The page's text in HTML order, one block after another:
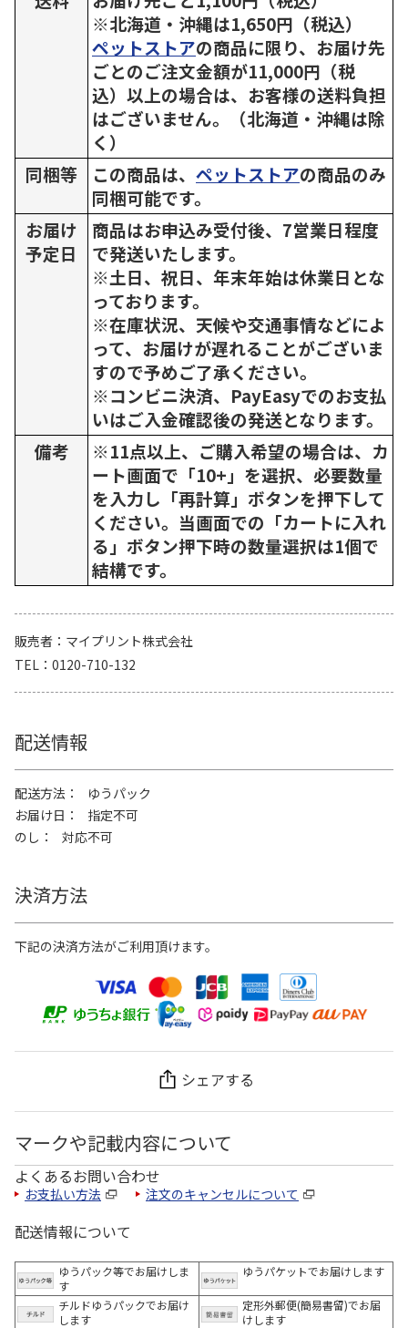
※北海道・沖縄は1,650円（税込）
ペットストアの商品に限り、お届け先
ごとのご注文金額が11,000円（税
込）以上の場合は、お客様の送料負担
はございません。（北海道・沖縄は除
く）
同梱等
この商品は、 ペットストアの商品のみ
同梱可能です。
お届け
予定日
商品はお申込み受付後、7営業日程度
で発送いたします。
※土日、祝日、年末年始は休業日とな
っております。
※在庫状況、天候や交通事情などによ
って、お届けが遅れることがございま
すので予めご了承ください。
※コンビニ決済、PayEasyでのお支払
いはご入金確認後の発送となります。
備考
※11点以上、ご購入希望の場合は、カ
ート画面で「10+」を選択、必要数量
を入力し「再計算」ボタンを押下して
ください。当画面での「カートに入れ
る」ボタン押下時の数量選択は1個で
結構です。
販売者
マイプリント株式会社
TEL
0120-710-132
配送情報
配送方法
ゆうパック
お届け日
指定不可
のし
対応不可
決済方法
下記の決済方法がご利用頂けます。
シェアする
マークや記載内容について
よくあるお問い合わせ
お支払い方法 注文のキャンセルについて
配送情報について
ゆうパック等でお届けしま
す
ゆうパケットでお届けします
チルドゆうパックでお届け
します
定形外郵便(簡易書留)でお届
けします